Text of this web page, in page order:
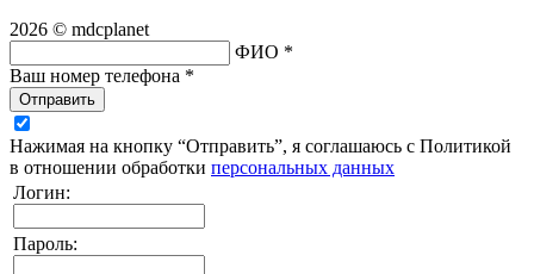
2026 © mdcplanet
ФИО *
Ваш номер телефона *
Отправить
Нажимая на кнопку “Отправить”, я соглашаюсь с Политикой
в отношении обработки персональных данных
Логин:
Пароль: